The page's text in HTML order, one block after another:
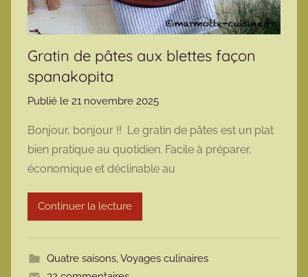
Gratin de pâtes aux blettes façon
spanakopita
Publié le 21 novembre 2025
r
m
a
t
Bonjour, bonjour !! Le gratin de pâtes est un plat
bien pratique au quotidien. Facile à préparer,
économique et déclinable au
Continuer la lecture
Quatre saisons,Voyages culinaires